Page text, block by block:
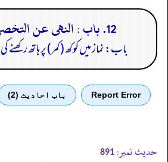
12. باب : النهى عن التخصر في الصلاة
باب: نماز میں کوکھ (کمر) پر ہاتھ رکھنے
Report Error باب احادیث (2)
حدیث نمبر: 891